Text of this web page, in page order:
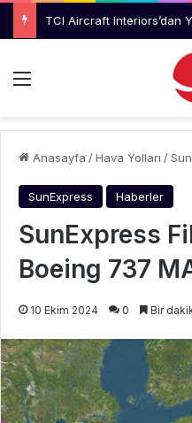
TCI Aircraft Interiors’dan
Menü
Anasayfa /Hava Yolları /
SunExpress Haberler
SunExpress
Boeing 737
10 Ekim 2024 0 Bir